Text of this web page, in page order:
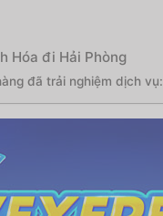
Hóa đi Hải Phòng
đã trải nghiệm dịch vụ: